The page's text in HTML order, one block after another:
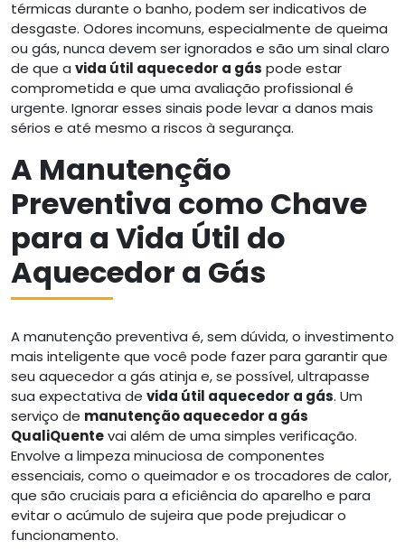
térmicas durante o banho, podem ser indicativos de
desgaste. Odores incomuns, especialmente de queima
ou gás, nunca devem ser ignorados e são um sinal claro
de que a vida útil aquecedor a gás pode estar
comprometida e que uma avaliação profissional é
urgente. Ignorar esses sinais pode levar a danos mais
sérios e até mesmo a riscos à segurança.
A Manutenção
Preventiva como Chave
para a Vida Útil do
Aquecedor a Gás
A manutenção preventiva é, sem dúvida, o investimento
mais inteligente que você pode fazer para garantir que
seu aquecedor a gás atinja e, se possível, ultrapasse
sua expectativa de vida útil aquecedor a gás. Um
serviço de manutenção aquecedor a gás
QualiQuentevai além de uma simples verificação.
Envolve a limpeza minuciosa de componentes
essenciais, como o queimador e os trocadores de calor,
que são cruciais para a eficiência do aparelho e para
evitar o acúmulo de sujeira que pode prejudicar o
funcionamento.